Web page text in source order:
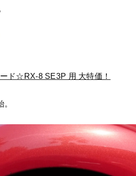
ド☆RX-8 SE3P 用 大特価！